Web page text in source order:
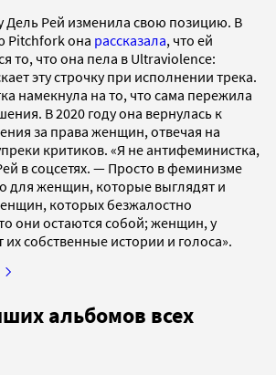
Дель Рей изменила свою позицию. В
Pitchfork она рассказала, что ей
то, что она пела в Ultraviolence:
эту строчку при исполнении трека.
намекнула на то, что сама пережила
В 2020 году она вернулась к
за права женщин, отвечая на
критиков. «Я не антифеминистка,
в соцсетях. — Просто в феминизме
для женщин, которые выглядят и
которых безжалостно
они остаются собой; женщин, у
собственные истории и голоса».
альбомов всех